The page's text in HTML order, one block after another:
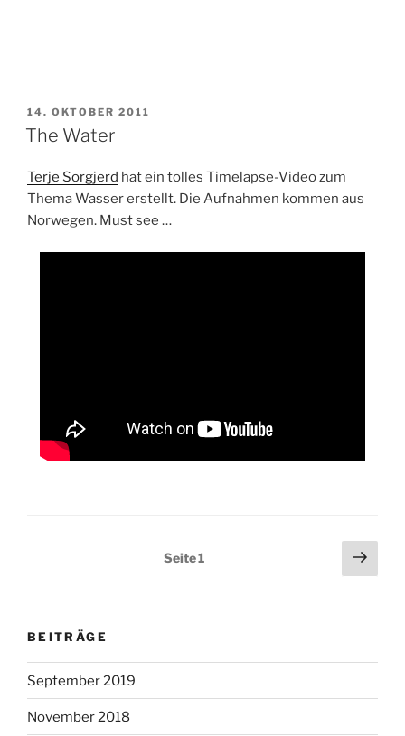
VERÖFFENTLICHT
AM
14. OKTOBER 2011
The Water
Terje Sorgjerd hat ein tolles Timelapse-Video zum
Thema Wasser erstellt. Die Aufnahmen kommen aus
Norwegen. Must see …
Seitennummerierung
Seite1
BEITRÄGE
September 2019
November 2018